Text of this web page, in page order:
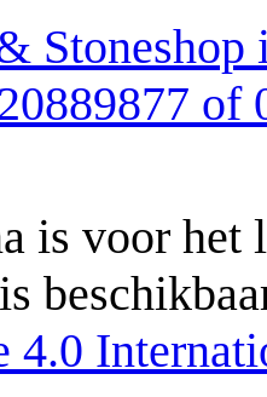
Stoneshop
of
is voor het
4.0